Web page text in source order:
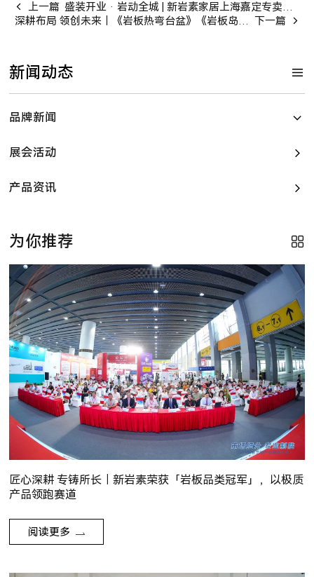
上一篇
盛装开业 · 岩动全城 | 新岩素家居上海嘉定专卖店盛大开业
深耕布局 领创未来｜《岩板热弯台盆》《岩板岛台》CSTM标准立项 下一篇
新闻动态
品牌新闻
展会活动
产品资讯
为你推荐
匠心深耕 专铸所长｜新岩素荣获「岩板品类冠军」，以极质
产品领跑赛道
阅读更多